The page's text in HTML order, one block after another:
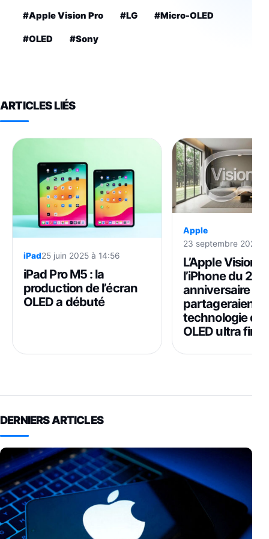
#Apple Vision Pro #LG #Micro-OLED
#OLED #Sony
ARTICLES LIÉS
iPad25 juin 2025 à 14:56
iPad Pro M5 : la
production de l’écran
OLED a débuté
Apple
23 septembre 2025 à
L’Apple Vision
l’iPhone du
anniversaire
partageraient
technologie
OLED ultra fin
DERNIERS ARTICLES